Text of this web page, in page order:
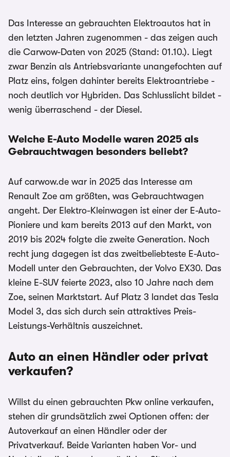
Das Interesse an gebrauchten Elektroautos hat in
den letzten Jahren zugenommen - das zeigen auch
die Carwow-Daten von 2025 (Stand: 01.10.). Liegt
zwar Benzin als Antriebsvariante unangefochten auf
Platz eins, folgen dahinter bereits Elektroantriebe -
noch deutlich vor Hybriden. Das Schlusslicht bildet -
wenig überraschend - der Diesel.
Welche E-Auto Modelle waren 2025 als
Gebrauchtwagen besonders beliebt?
Auf carwow.de war in 2025 das Interesse am
Renault Zoe am größten, was Gebrauchtwagen
angeht. Der Elektro-Kleinwagen ist einer der E-Auto-
Pioniere und kam bereits 2013 auf den Markt, von
2019 bis 2024 folgte die zweite Generation. Noch
recht jung dagegen ist das zweitbeliebteste E-Auto-
Modell unter den Gebrauchten, der Volvo EX30. Das
kleine E-SUV feierte 2023, also 10 Jahre nach dem
Zoe, seinen Marktstart. Auf Platz 3 landet das Tesla
Model 3, das sich durch sein attraktives Preis-
Leistungs-Verhältnis auszeichnet.
Auto an einen Händler oder privat
verkaufen?
Willst du einen gebrauchten Pkw online verkaufen,
stehen dir grundsätzlich zwei Optionen offen: der
Autoverkauf an einen Händler oder der
Privatverkauf. Beide Varianten haben Vor- und